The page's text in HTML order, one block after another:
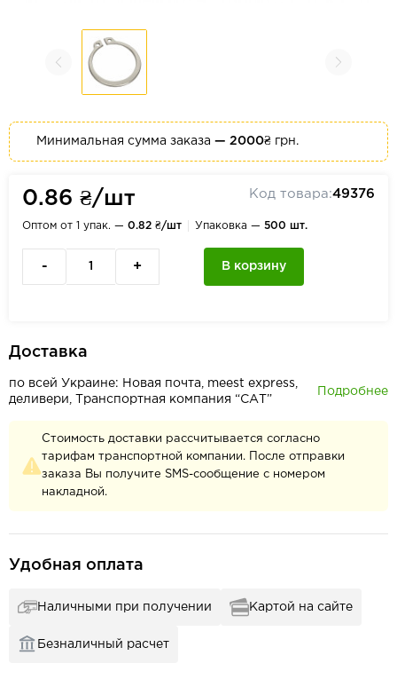
Минимальная сумма заказа — 2000₴ грн.
0.86 ₴/шт Код товара:49376
Оптом от 1 упак. — 0.82 ₴/шт Упаковка — 500 шт.
- + В корзину
Доставка
по всей Украине: Новая почта, meest express,
деливери, Транспортная компания “САТ”
Подробнее
Стоимость доставки рассчитывается согласно
тарифам транспортной компании. После отправки
заказа Вы получите SMS-сообщение с номером
накладной.
Удобная оплата
Наличными при получении Картой на сайте
Безналичный расчет